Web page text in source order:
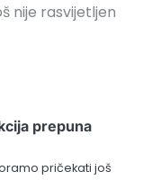
nije rasvijetljen
prepuna
pričekati još